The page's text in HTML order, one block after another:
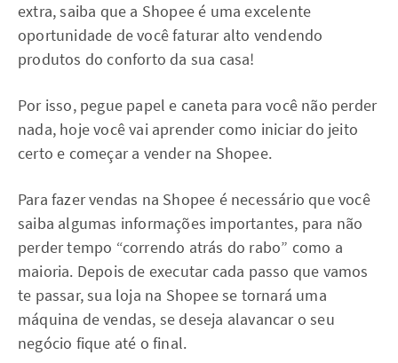
extra, saiba que a Shopee é uma excelente
oportunidade de você faturar alto vendendo
produtos do conforto da sua casa!
Por isso, pegue papel e caneta para você não perder
nada, hoje você vai aprender como iniciar do jeito
certo e começar a vender na Shopee.
Para fazer vendas na Shopee é necessário que você
saiba algumas informações importantes, para não
perder tempo “correndo atrás do rabo” como a
maioria. Depois de executar cada passo que vamos
te passar, sua loja na Shopee se tornará uma
máquina de vendas, se deseja alavancar o seu
negócio fique até o final.